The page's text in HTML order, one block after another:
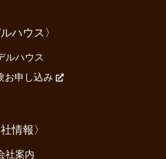
ハウス〉
ルハウス
申し込み
社情報〉
社案内